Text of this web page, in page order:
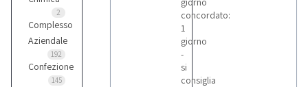
2
Complesso
Aziendale
192
Confezione
145
concordato:
1
giorno
-
si
consiglia